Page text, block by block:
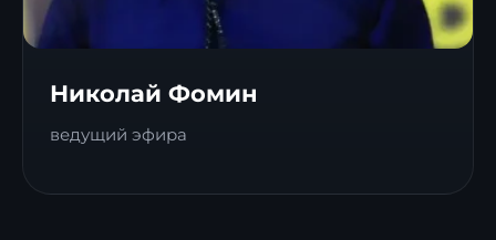
Николай Фомин
ведущий эфира